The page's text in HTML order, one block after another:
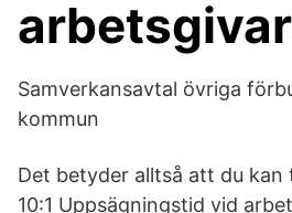
Samverkansavtal övriga
kommun
Det betyder alltså att du kan
10:1 Uppsägningstid vid